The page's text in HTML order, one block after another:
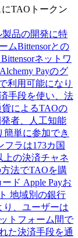
にTAOトークン
製品の開発に特
ムBittensorとの
ネットワ
Payのグ
利用可能になり
手段を使い、法
によるTAOの
者、人工知能
簡単に参加でき
フラは173カ国
上の決済チャネ
法でTAOを購
ド Apple Payお
地域別の銀行
り、ユーザーは
トフォーム間で
た決済手段を通